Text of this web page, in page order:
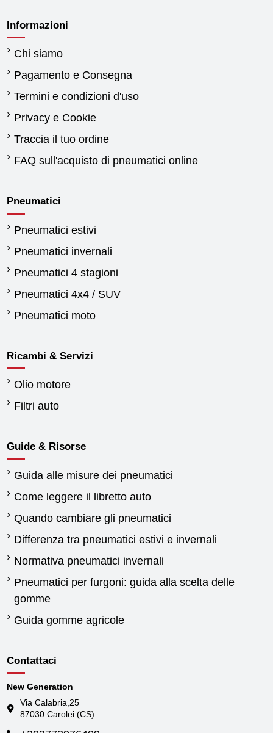
Informazioni
Chi siamo
Pagamento e Consegna
Termini e condizioni d'uso
Privacy e Cookie
Traccia il tuo ordine
FAQ sull'acquisto di pneumatici online
Pneumatici
Pneumatici estivi
Pneumatici invernali
Pneumatici 4 stagioni
Pneumatici 4x4 / SUV
Pneumatici moto
Ricambi & Servizi
Olio motore
Filtri auto
Guide & Risorse
Guida alle misure dei pneumatici
Come leggere il libretto auto
Quando cambiare gli pneumatici
Differenza tra pneumatici estivi e invernali
Normativa pneumatici invernali
Pneumatici per furgoni: guida alla scelta delle
gomme
Guida gomme agricole
Contattaci
New Generation
Via Calabria,25
87030 Carolei (CS)